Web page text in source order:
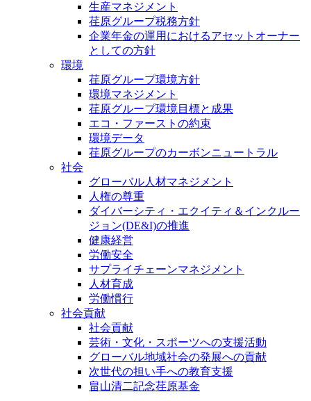
生産マネジメント
荏原グループ税務方針
企業年金の運用におけるアセットオーナー
としての方針
環境
荏原グループ環境方針
環境マネジメント
荏原グループ環境目標と成果
エコ・ファーストの約束
環境データ
荏原グループのカーボンニュートラル
社会
グローバル人材マネジメント
人権の尊重
ダイバーシティ・エクイティ＆インクルー
ジョン(DE&I)の推進
健康経営
労働安全
サプライチェーンマネジメント
人材育成
労働慣行
社会貢献
社会貢献
芸術・文化・スポーツへの支援活動
グローバル地域社会の発展への貢献
次世代の担い手への教育支援
畠山清二記念荏原基金